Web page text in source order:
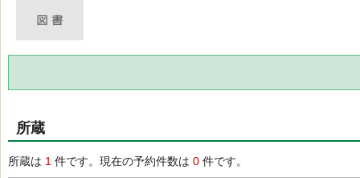
所蔵
所蔵は 1 件です。現在の予約件数は 0 件です。